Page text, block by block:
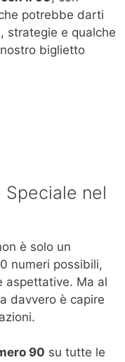
potrebbe darti
strategie e qualche
biglietto
nel
è solo un
numeri possibili,
aspettative. Ma al
davvero è capire
90 su tutte le